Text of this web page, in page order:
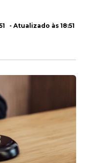
- Atualizado às 18:51